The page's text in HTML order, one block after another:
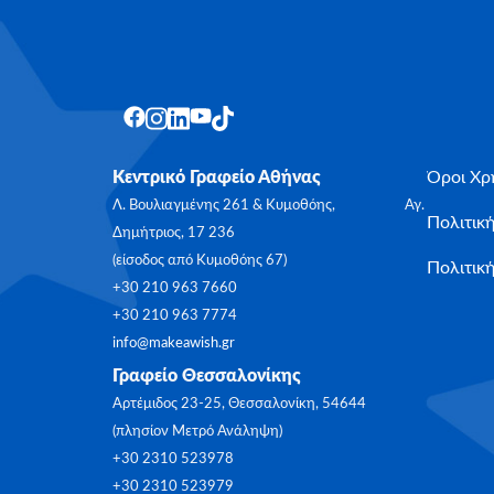
Κεντρικό Γραφείο Αθήνας
Λ. Βουλιαγμένης 261 & Κυμοθόης, Αγ.
Δημήτριος, 17 236
(είσοδος από Κυμοθόης 67)
+30 210 963 7660
+30 210 963 7774
info@makeawish.gr
Γραφείο Θεσσαλονίκης
Αρτέμιδος 23-25, Θεσσαλονίκη, 54644
(πλησίον Μετρό Ανάληψη)
+30 2310 523978
+30 2310 523979
Όροι